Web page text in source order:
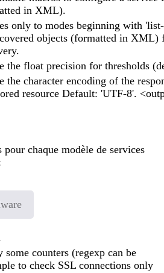
in XML).
only to modes beginning with
objects (formatted in XML)
the float precision for thresholds
the character encoding of the
resource Default: 'UTF-8'.
chaque modèle de services
some counters (regexp can be
to check SSL connections only